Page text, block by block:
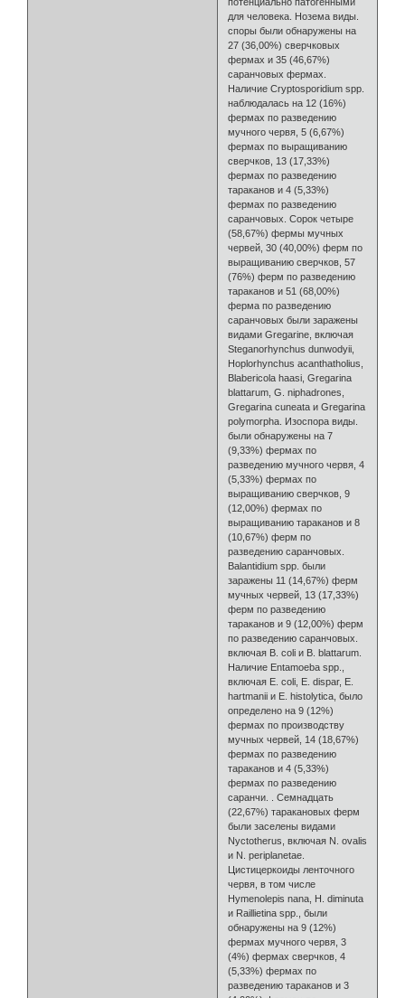
для человека. Нозема виды.
споры были обнаружены на
27 (36,00%) сверчковых
фермах и 35 (46,67%)
саранчовых фермах.
Наличие Cryptosporidium spp.
наблюдалась на 12 (16%)
фермах по разведению
мучного червя, 5 (6,67%)
фермах по выращиванию
сверчков, 13 (17,33%)
фермах по разведению
тараканов и 4 (5,33%)
фермах по разведению
саранчовых. Сорок четыре
(58,67%) фермы мучных
червей, 30 (40,00%) ферм по
выращиванию сверчков, 57
(76%) ферм по разведению
тараканов и 51 (68,00%)
ферма по разведению
саранчовых были заражены
видами Gregarine, включая
Steganorhynchus dunwodyii,
Hoplorhynchus acanthatholius,
Blabericola haasi, Gregarina
blattarum, G. niphadrones,
Gregarina cuneata и Gregarina
polymorpha. Изоспора виды.
были обнаружены на 7
(9,33%) фермах по
разведению мучного червя, 4
(5,33%) фермах по
выращиванию сверчков, 9
(12,00%) фермах по
выращиванию тараканов и 8
(10,67%) ферм по
разведению саранчовых.
Balantidium spp. были
заражены 11 (14,67%) ферм
мучных червей, 13 (17,33%)
ферм по разведению
тараканов и 9 (12,00%) ферм
по разведению саранчовых.
включая B. coli и B. blattarum.
Наличие Entamoeba spp.,
включая E. coli, E. dispar, E.
hartmanii и E. histolytica, было
определено на 9 (12%)
фермах по производству
мучных червей, 14 (18,67%)
фермах по разведению
тараканов и 4 (5,33%)
фермах по разведению
саранчи. . Семнадцать
(22,67%) таракановых ферм
были заселены видами
Nyctotherus, включая N. ovalis
и N. periplanetae.
Цистицеркоиды ленточного
червя, в том числе
Hymenolepis nana, H. diminuta
и Raillietina spp., были
обнаружены на 9 (12%)
фермах мучного червя, 3
(4%) фермах сверчков, 4
(5,33%) фермах по
разведению тараканов и 3